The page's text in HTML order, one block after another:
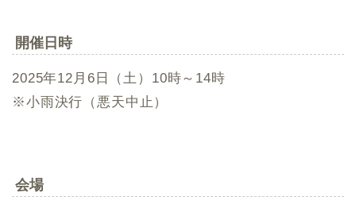
開催日時
2025年12月6日（土）10時～14時
※小雨決行（悪天中止）
会場